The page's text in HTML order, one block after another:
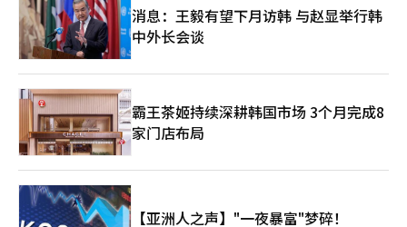
消息：王毅有望下月访韩 与赵显举行韩
中外长会谈
霸王茶姬持续深耕韩国市场 3个月完成8
家门店布局
【亚洲人之声】"一夜暴富"梦碎！